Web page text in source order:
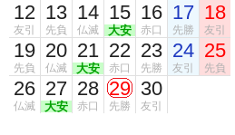
12
友引
13
先負
14
仏滅
15
大安
16
赤口
17
先勝
18
友引
19
先負
20
仏滅
21
大安
22
赤口
23
先勝
24
友引
25
先負
26
仏滅
27
大安
28
赤口
29
先勝
30
友引